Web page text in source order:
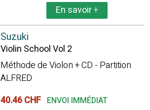
En savoir+
Suzuki
Violin School Vol 2
Méthode de Violon + CD - Partition
ALFRED
40.46 CHF ENVOI IMMÉDIAT